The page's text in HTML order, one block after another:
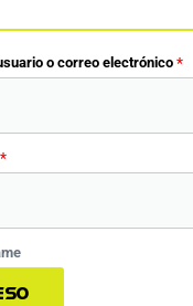
o correo electrónico *
*